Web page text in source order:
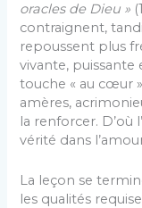
oracles de Dieu »
contraignent,
repoussent plus
vivante, puissante
touche « au cœur
amères,
la renforcer. D’où
vérité dans
La leçon se
les qualités